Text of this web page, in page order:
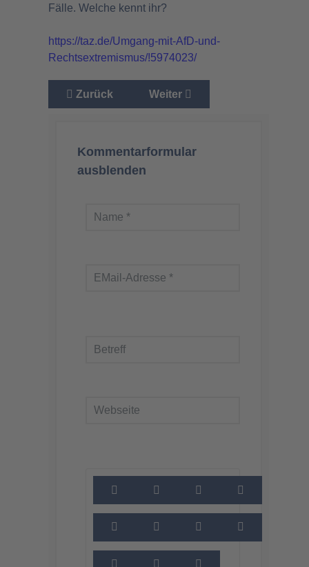
Fälle. Welche kennt ihr?
https://taz.de/Umgang-mit-AfD-und-
Rechtsextremismus/!5974023/
Vorheriger Beitrag: Der fragwürdige Kampf
Zurück Nächster Beitrag: Ihr
Weiter
Kommentarformular
ausblenden